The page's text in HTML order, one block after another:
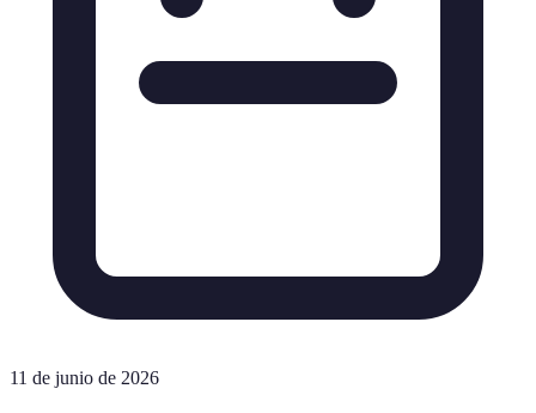
11 de junio de 2026